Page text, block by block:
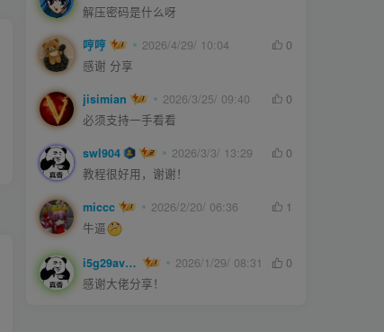
久草cms影院,上传即用的x站影视系统 joe模板撰写新文章短代码
解压密码是什么呀
哼哼 2026/4/29/ 10:04
0
感谢 分享
jisimian 2026/3/25/ 09:40
0
必须支持一手看看
swl904 2026/3/3/ 13:29
0
教程很好用，谢谢！
miccc 2026/2/20/ 06:36
1
牛逼
i5g29ave0m 2026/1/29/ 08:31
0
感谢大佬分享！